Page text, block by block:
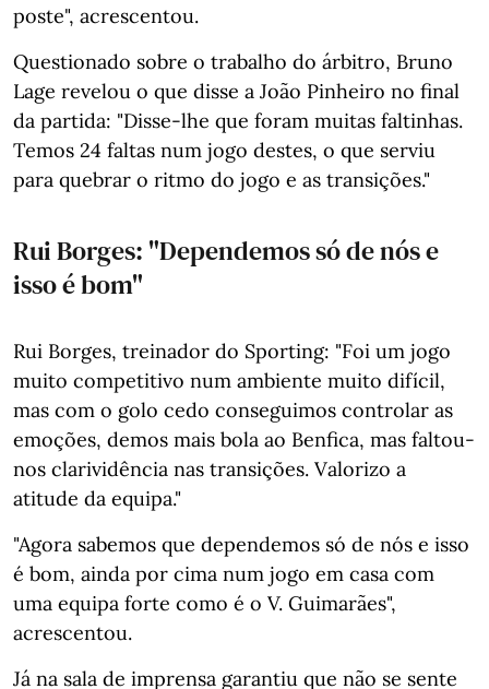
poste", acrescentou.
Questionado sobre o trabalho do árbitro, Bruno
Lage revelou o que disse a João Pinheiro no final
da partida: "Disse-lhe que foram muitas faltinhas.
Temos 24 faltas num jogo destes, o que serviu
para quebrar o ritmo do jogo e as transições."
Rui Borges: "Dependemos só de nós e
isso é bom"
Rui Borges, treinador do Sporting: "Foi um jogo
muito competitivo num ambiente muito difícil,
mas com o golo cedo conseguimos controlar as
emoções, demos mais bola ao Benfica, mas faltou-
nos clarividência nas transições. Valorizo a
atitude da equipa."
"Agora sabemos que dependemos só de nós e isso
é bom, ainda por cima num jogo em casa com
uma equipa forte como é o V. Guimarães",
acrescentou.
Já na sala de imprensa garantiu que não se sente